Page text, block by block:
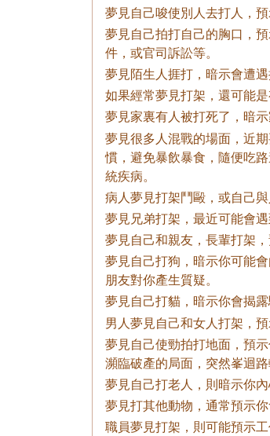
夢見自己唆使別人去打人，
夢見自己拍打自己的胸口，
件，或官司訴訟等。
夢見陌生人捱打，暗示會遭遇
如果經常夢見打架，還可能
夢見家裏有人被打死了，暗示
夢見很多人混戰的場面，近
慣，避免暴飲暴食，隨便吃
統疾病。
病人夢見打架鬥毆，或自己
夢見兄弟打架，最近可能會
夢見自己和親友，長輩打架
夢見自己打狗，暗示你可能
朋友對你產生質疑。
夢見自己打貓，暗示你會揭露
男人夢見自己和女人打架，
夢見自己使勁拍打地面，預
瀕臨破產的局面，突然峯迴路
夢見自己打老人，則暗示你
夢見打其他動物，通常預示你
職員夢見打架，則可能預示工